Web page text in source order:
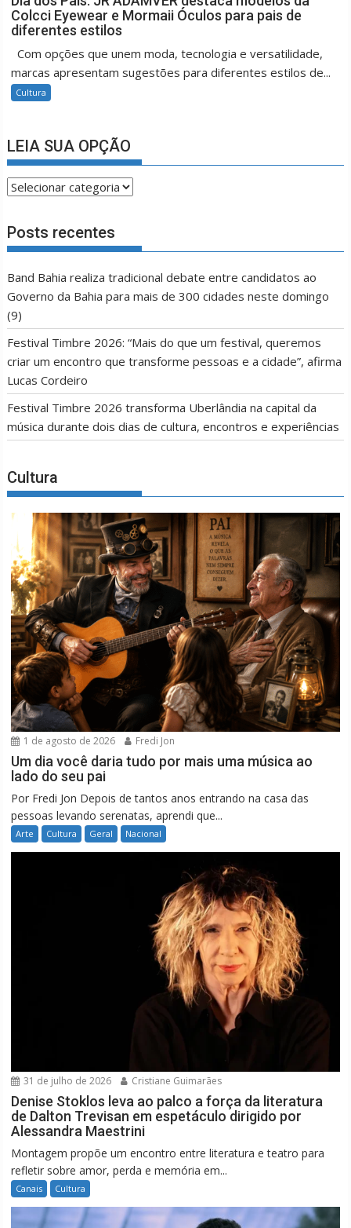
Colcci Eyewear e Mormaii Óculos para pais de
diferentes estilos
Com opções que unem moda, tecnologia e versatilidade,
marcas apresentam sugestões para diferentes estilos de...
Cultura
LEIA SUA OPÇÃO
LEIA
OPÇÃO
Posts recentes
Band Bahia realiza tradicional debate entre candidatos ao
Governo da Bahia para mais de 300 cidades neste domingo
(9)
Festival Timbre 2026: “Mais do que um festival, queremos
criar um encontro que transforme pessoas e a cidade”, afirma
Lucas Cordeiro
Festival Timbre 2026 transforma Uberlândia na capital da
música durante dois dias de cultura, encontros e experiências
Cultura
1 de agosto de 2026 Fredi Jon
Um dia você daria tudo por mais uma música ao
lado do seu pai
Por Fredi Jon Depois de tantos anos entrando na casa das
pessoas levando serenatas, aprendi que...
Arte Cultura Geral Nacional
31 de julho de 2026 Cristiane Guimarães
Denise Stoklos leva ao palco a força da literatura
de Dalton Trevisan em espetáculo dirigido por
Alessandra Maestrini
Montagem propõe um encontro entre literatura e teatro para
refletir sobre amor, perda e memória em...
Canais Cultura